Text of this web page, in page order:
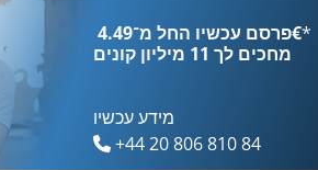
פרסם עכשיו החל מ־‏4.49 ‏€*
מחכים לך 11 מיליון קונים
מידע עכשיו
+44 20 806 810 84